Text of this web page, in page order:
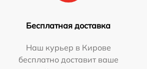
Бесплатная доставка
Наш курьер в Кирове
бесплатно доставит ваше